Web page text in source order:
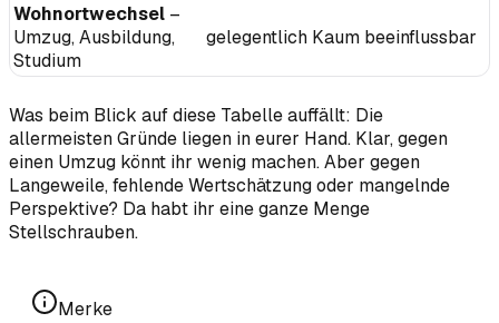
Wohnortwechsel –
Umzug, Ausbildung,
Studium
gelegentlich Kaum beeinflussbar
Was beim Blick auf diese Tabelle auffällt: Die
allermeisten Gründe liegen in eurer Hand. Klar, gegen
einen Umzug könnt ihr wenig machen. Aber gegen
Langeweile, fehlende Wertschätzung oder mangelnde
Perspektive? Da habt ihr eine ganze Menge
Stellschrauben.
Merke